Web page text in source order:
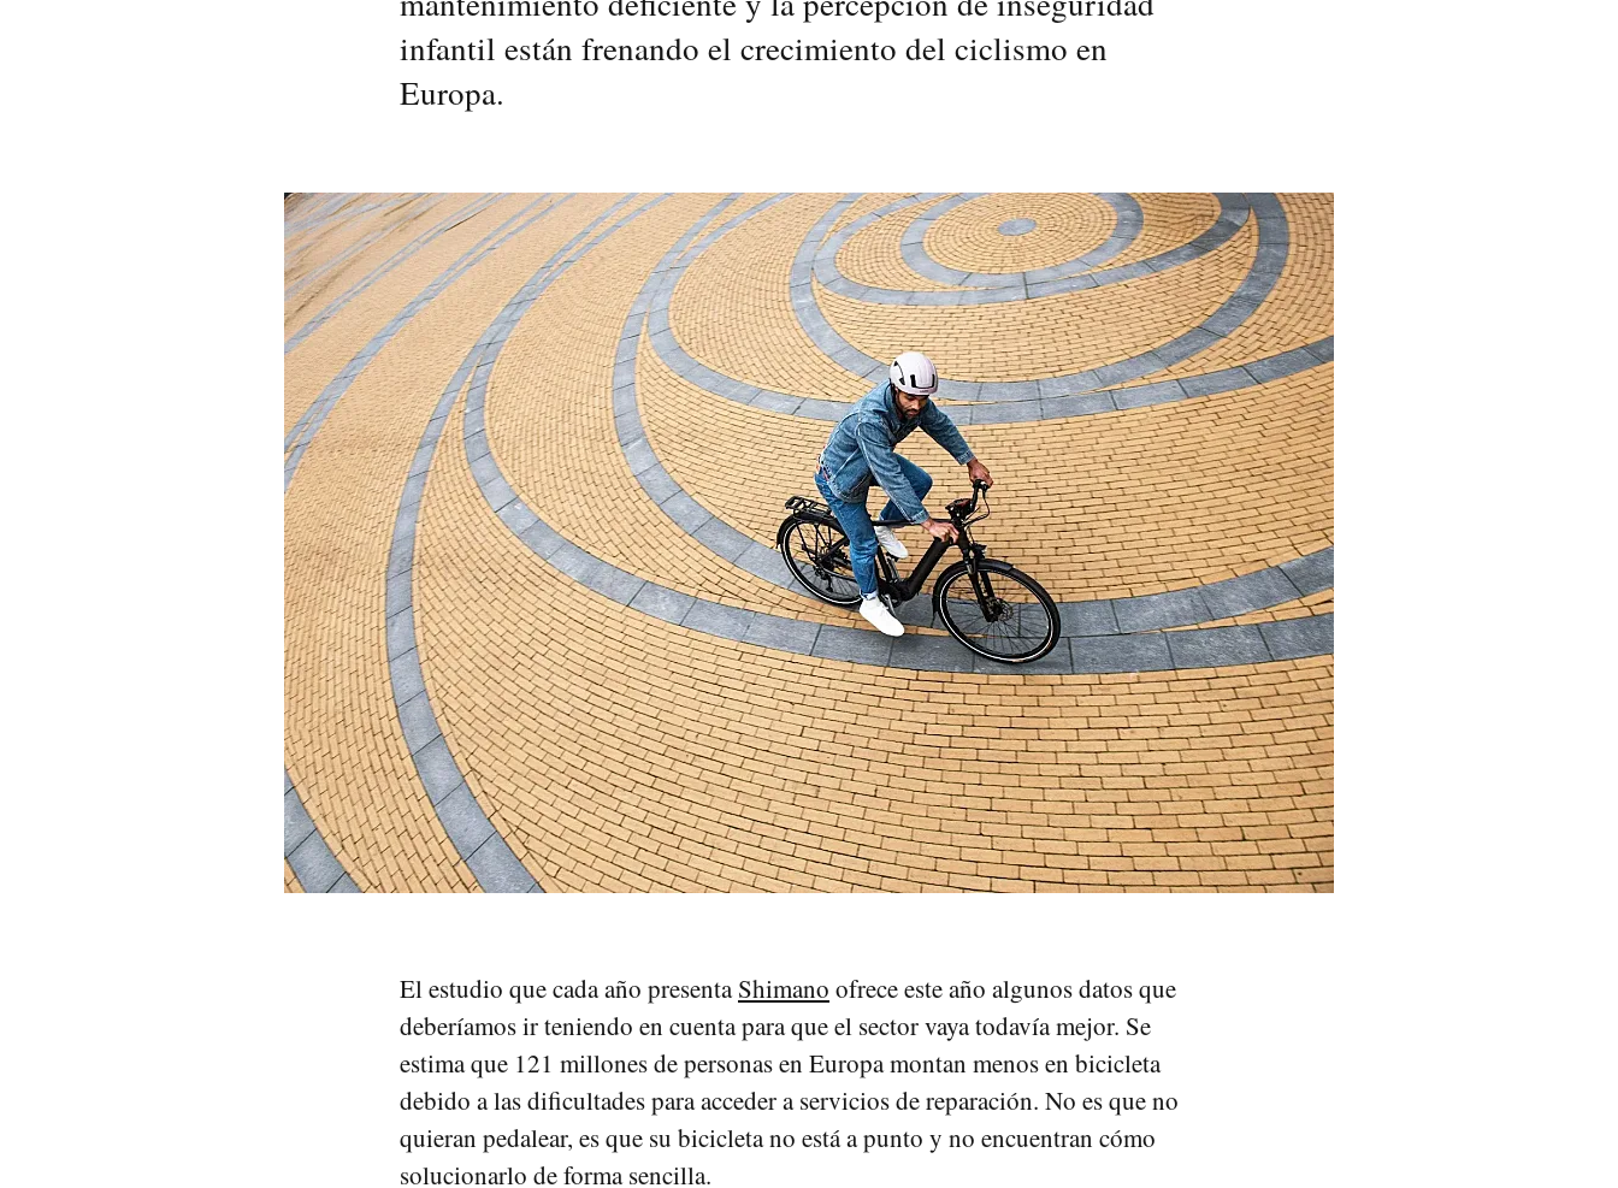
infantil están frenando el crecimiento del ciclismo en
Europa.
El estudio que cada año presentaShimano ofrece este año algunos datos que
deberíamos ir teniendo en cuenta para que el sector vaya todavía mejor. Se
estima que 121 millones de personas en Europa montan menos en bicicleta
debido a las dificultades para acceder a servicios de reparación. No es que no
quieran pedalear, es que su bicicleta no está a punto y no encuentran cómo
solucionarlo de forma sencilla.